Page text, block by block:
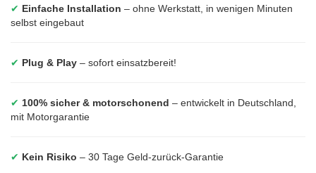
✔ Einfache Installation – ohne Werkstatt, in wenigen Minuten
selbst eingebaut
✔ Plug & Play – sofort einsatzbereit!
✔ 100% sicher & motorschonend – entwickelt in Deutschland,
mit Motorgarantie
✔ Kein Risiko – 30 Tage Geld-zurück-Garantie